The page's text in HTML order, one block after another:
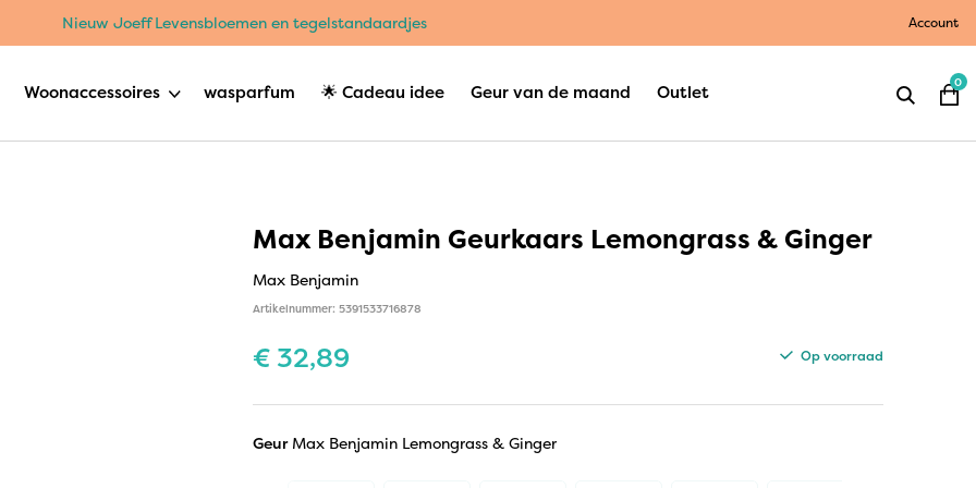
Nieuw Joeff Levensbloemen en tegelstandaardjes Account
Woonaccessoires wasparfum 🌟 Cadeau idee Geur van de maand Outlet 0
Max Benjamin Geurkaars Lemongrass & Ginger
Max Benjamin
Artikelnummer: 5391533716878
€32,89 Op voorraad
Geur Max Benjamin Lemongrass & Ginger